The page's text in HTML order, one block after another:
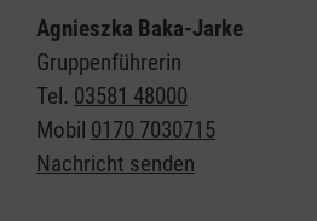
Rettungsdienst nicht
Organisiert in einzelnen
Helferinnen und Helfer
Sanitätsdienst, Technik,
Kommunikation/Führung. In all
Agnieszka Baka-Jarke
Gruppenführerin
Tel. 03581 48000
Mobil 0170 7030715
Nachricht senden